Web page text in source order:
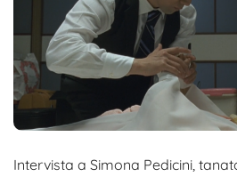
Intervista a Simona Pedicini,